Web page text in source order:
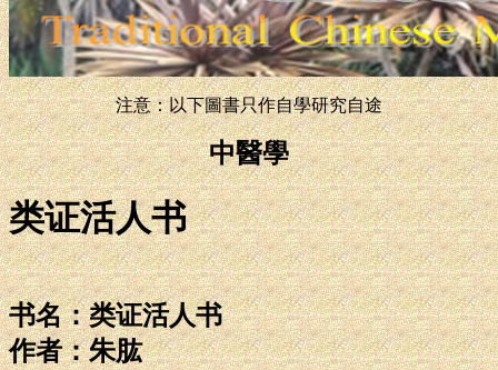
注意：以下圖書只作自學研究自途
中醫學
类证活人书
书名：类证活人书
作者：朱肱